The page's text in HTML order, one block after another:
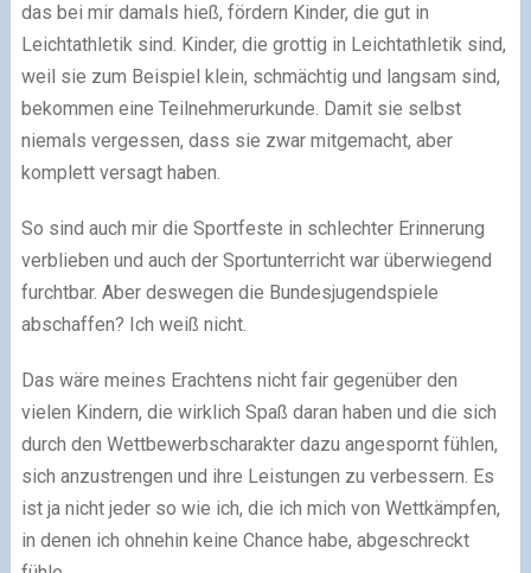
das bei mir damals hieß, fördern Kinder, die gut in
Leichtathletik sind. Kinder, die grottig in Leichtathletik sind,
weil sie zum Beispiel klein, schmächtig und langsam sind,
bekommen eine Teilnehmerurkunde. Damit sie selbst
niemals vergessen, dass sie zwar mitgemacht, aber
komplett versagt haben.
So sind auch mir die Sportfeste in schlechter Erinnerung
verblieben und auch der Sportunterricht war überwiegend
furchtbar. Aber deswegen die Bundesjugendspiele
abschaffen? Ich weiß nicht.
Das wäre meines Erachtens nicht fair gegenüber den
vielen Kindern, die wirklich Spaß daran haben und die sich
durch den Wettbewerbscharakter dazu angespornt fühlen,
sich anzustrengen und ihre Leistungen zu verbessern. Es
ist ja nicht jeder so wie ich, die ich mich von Wettkämpfen,
in denen ich ohnehin keine Chance habe, abgeschreckt